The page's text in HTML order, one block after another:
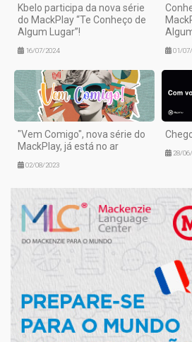
Kbelo participa da nova série
do MackPlay “Te Conheço de
Algum Lugar”!
16/07/2024 01/
"Vem Comigo", nova série do
MackPlay, já está no ar
02/08/2023
28/